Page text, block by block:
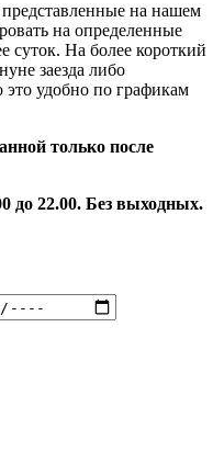
на нашем
на определенные
суток. На более короткий
заезда либо
это удобно по графикам
только после
до 22.00. Без выходных.